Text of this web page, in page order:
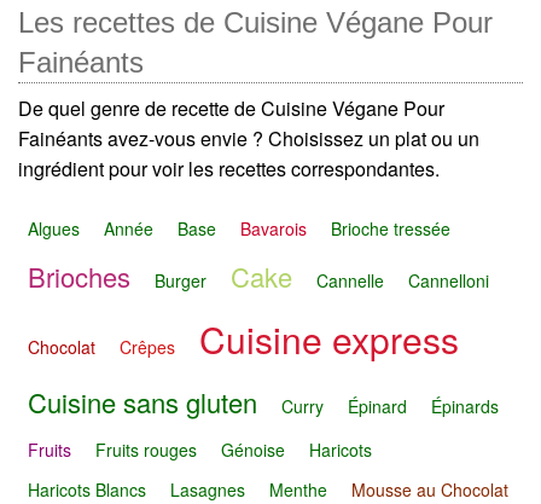
Les recettes de Cuisine Végane Pour
Fainéants
De quel genre de recette de Cuisine Végane Pour
Fainéants avez-vous envie ? Choisissez un plat ou un
ingrédient pour voir les recettes correspondantes.
Algues Année Base Bavarois Brioche tressée
Brioches Burger Cake Cannelle Cannelloni
Chocolat Crêpes Cuisine express
Cuisine sans gluten Curry Épinard
Épinards
Fruits
Fruits rouges Génoise
Haricots
Haricots Blancs
Lasagnes Menthe
Mousse au Chocolat